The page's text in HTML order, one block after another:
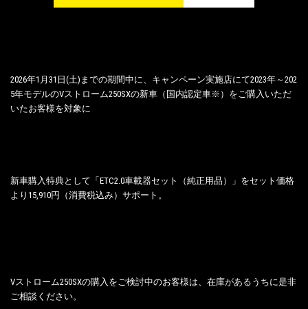
2026年1月31日(土)までの期間中に、キャンペーン実施店にて2023年～202
5年モデルのVストローム250SXの新車（国内認定車※）をご購入いただ
いたお客様を対象に
新車購入特典として「ETC2.0車載器セット（純正用品）」をセット価格
より15,910円（消費税込み）サポート。
Vストローム250SXの購入をご検討中のお客様は、在庫があるうちに是非
ご相談ください。